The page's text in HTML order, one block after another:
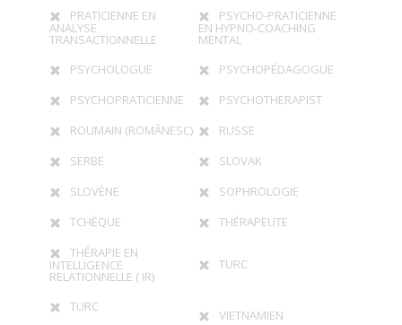
PRATICIENNE EN
ANALYSE
TRANSACTIONNELLE
PSYCHO-PRATICIENNE
EN HYPNO-COACHING
MENTAL
PSYCHOLOGUE
PSYCHOPÉDAGOGUE
PSYCHOPRATICIENNE
PSYCHOTHERAPIST
ROUMAIN (ROMÂNESC)
RUSSE
SERBE
SLOVAK
SLOVÈNE
SOPHROLOGIE
TCHÈQUE
THÉRAPEUTE
THÉRAPIE EN
INTELLIGENCE
RELATIONNELLE ( IR)
TURC
TURC
VIETNAMIEN